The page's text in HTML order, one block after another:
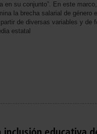
en su conjunto”. En este marco,
la brecha salarial de género
de diversas variables y de
estatal